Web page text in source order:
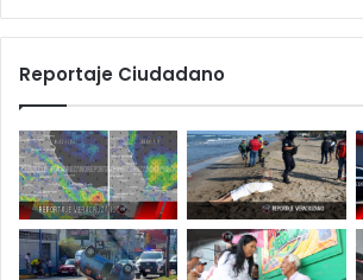
Reportaje Ciudadano